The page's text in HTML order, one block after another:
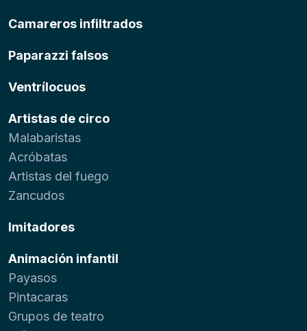
Camareros infiltrados
Paparazzi falsos
Ventrílocuos
Artistas de circo
Malabaristas
Acróbatas
Artistas del fuego
Zancudos
Imitadores
Animación infantil
Payasos
Pintacaras
Grupos de teatro